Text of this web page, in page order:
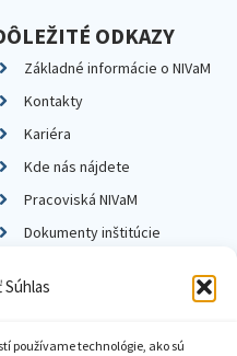
Súhlas
používame technológie, ako sú
ODKAZY
Základné informácie o NIVaM
Kontakty
Kariéra
Kde nás nájdete
Pracoviská NIVaM
Dokumenty inštitúcie